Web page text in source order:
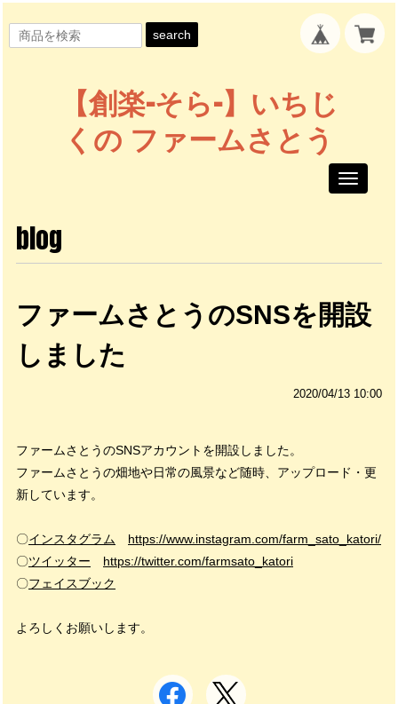
search
【創楽-そら-】いちじ
くの ファームさとう
Toggle
blog
ファームさとうのSNSを開設
しました
2020/04/13 10:00
ファームさとうのSNSアカウントを開設しました。
ファームさとうの畑地や日常の風景など随時、アップロード・更
新しています。
〇インスタグラム
https://www.instagram.com/farm_sato_katori/
〇ツイッター
https://twitter.com/farmsato_katori
〇フェイスブック
よろしくお願いします。